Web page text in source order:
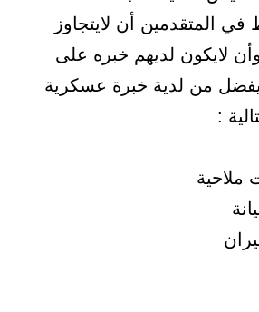
في المتقدمين أن لايتجاوز
55عامآ وأن لايكون لديهم خبره على
ويفضل من لدية خبرة عسكرية
:
ملاحية